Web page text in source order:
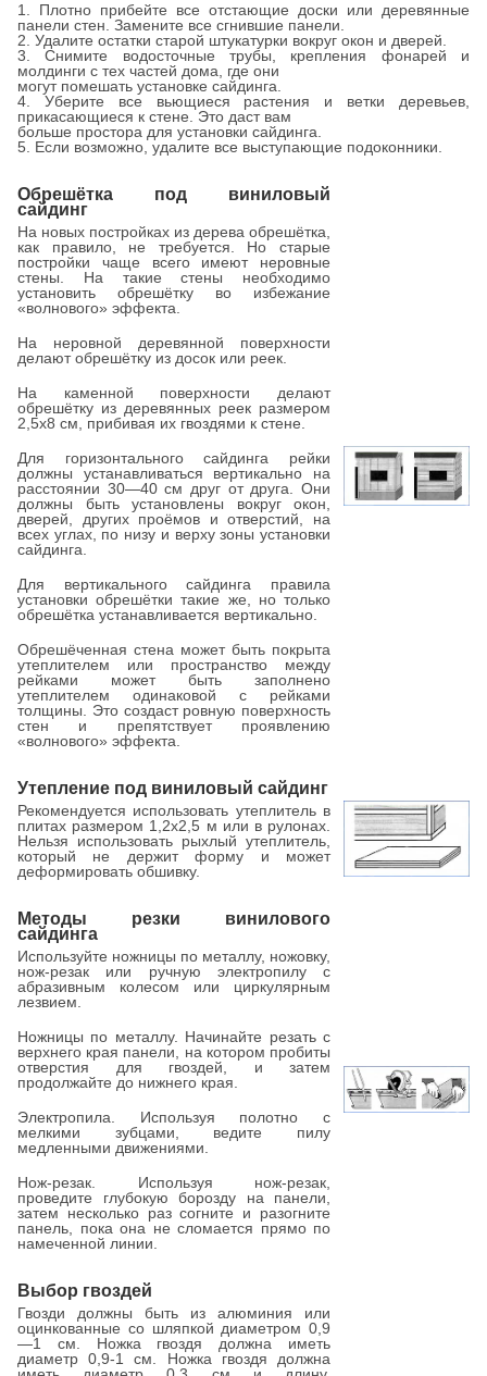
1. Плотно прибейте все отстающие доски или деревянные
панели стен. Замените все сгнившие панели.
2. Удалите остатки старой штукатурки вокруг окон и дверей.
3. Снимите водосточные трубы, крепления фонарей и
молдинги с тех частей дома, где они
могут помешать установке сайдинга.
4. Уберите все вьющиеся растения и ветки деревьев,
прикасающиеся к стене. Это даст вам
больше простора для установки сайдинга.
5. Если возможно, удалите все выступающие подоконники.
Обрешётка под виниловый
сайдинг
На новых постройках из дерева обрешётка,
как правило, не требуется. Но старые
постройки чаще всего имеют неровные
стены. На такие стены необходимо
установить обрешётку во избежание
«волнового» эффекта.
На неровной деревянной поверхности
делают обрешётку из досок или реек.
На каменной поверхности делают
обрешётку из деревянных реек размером
2,5x8 см, прибивая их гвоздями к стене.
Для горизонтального сайдинга рейки
должны устанавливаться вертикально на
расстоянии 30—40 см друг от друга. Они
должны быть установлены вокруг окон,
дверей, других проёмов и отверстий, на
всех углах, по низу и верху зоны установки
сайдинга.
Для вертикального сайдинга правила
установки обрешётки такие же, но только
обрешётка устанавливается вертикально.
Обрешёченная стена может быть покрыта
утеплителем или пространство между
рейками может быть заполнено
утеплителем одинаковой с рейками
толщины. Это создаст ровную поверхность
стен и препятствует проявлению
«волнового» эффекта.
Утепление под виниловый сайдинг
Рекомендуется использовать утеплитель в
плитах размером 1,2x2,5 м или в рулонах.
Нельзя использовать рыхлый утеплитель,
который не держит форму и может
деформировать обшивку.
Методы резки винилового
сайдинга
Используйте ножницы по металлу, ножовку,
нож-резак или ручную электропилу с
абразивным колесом или циркулярным
лезвием.
Ножницы по металлу. Начинайте резать с
верхнего края панели, на котором пробиты
отверстия для гвоздей, и затем
продолжайте до нижнего края.
Электропила. Используя полотно с
мелкими зубцами, ведите пилу
медленными движениями.
Нож-резак. Используя нож-резак,
проведите глубокую борозду на панели,
затем несколько раз согните и разогните
панель, пока она не сломается прямо по
намеченной линии.
Выбор гвоздей
Гвозди должны быть из алюминия или
оцинкованные со шляпкой диаметром 0,9
—1 см. Ножка гвоздя должна иметь
диаметр 0,9-1 см. Ножка гвоздя должна